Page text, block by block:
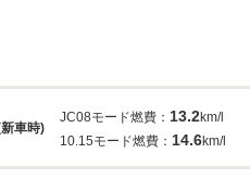
車時)
JC08モード燃費： 13.2km/l
10.15モード燃費： 14.6km/l